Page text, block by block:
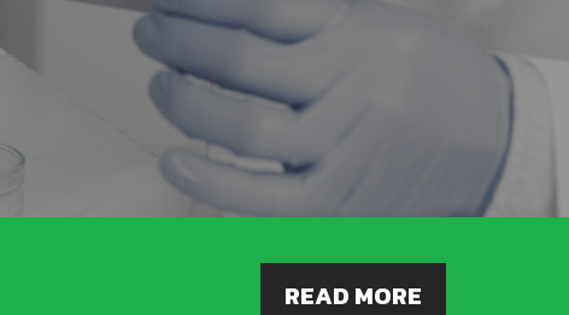
READ MORE